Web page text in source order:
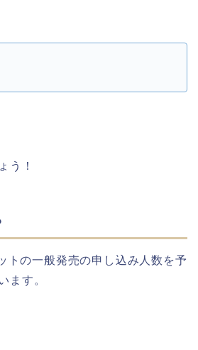
う！
トの一般発売の申し込み人数を予
ます。